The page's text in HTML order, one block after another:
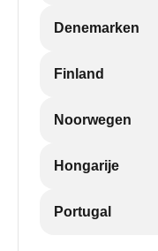
Denemarken
Finland
Noorwegen
Hongarije
Portugal